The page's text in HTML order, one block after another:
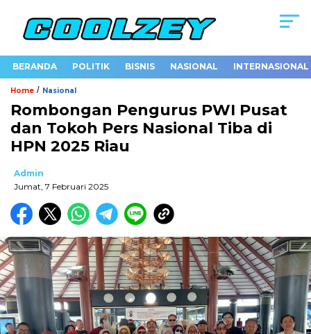
BERANDA POLITIK BISNIS NASIONAL INTERNASIONAL
Home / Nasional
Rombongan Pengurus PWI Pusat
dan Tokoh Pers Nasional Tiba di
HPN 2025 Riau
Admin
Jumat, 7 Februari 2025